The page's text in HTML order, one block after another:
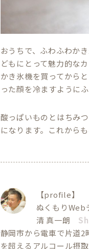
おうちで、ふわふわか
どもにとって魅力的な
かき氷機を買ってから
った顔を冷ますように
酸っぱいものとはちみ
になります。これから
【profile】
ぬくもりWeb
清 真一朗
静岡市から電車で片道
を超えるアルコール摂